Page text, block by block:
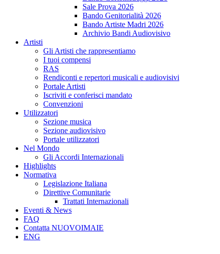
Sale Prova 2026
Bando Genitorialità 2026
Bando Artiste Madri 2026
Archivio Bandi Audiovisivo
Artisti
Gli Artisti che rappresentiamo
I tuoi compensi
RAS
Rendiconti e repertori musicali e audiovisivi
Portale Artisti
Iscriviti e conferisci mandato
Convenzioni
Utilizzatori
Sezione musica
Sezione audiovisivo
Portale utilizzatori
Nel Mondo
Gli Accordi Internazionali
Highlights
Normativa
Legislazione Italiana
Direttive Comunitarie
Trattati Internazionali
Eventi & News
FAQ
Contatta NUOVOIMAIE
ENG